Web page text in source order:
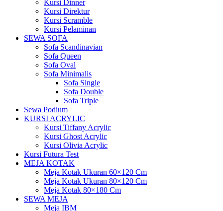
Kursi Dinner
Kursi Direktur
Kursi Scramble
Kursi Pelaminan
SEWA SOFA
Sofa Scandinavian
Sofa Queen
Sofa Oval
Sofa Minimalis
Sofa Single
Sofa Double
Sofa Triple
Sewa Podium
KURSI ACRYLIC
Kursi Tiffany Acrylic
Kursi Ghost Acrylic
Kursi Olivia Acrylic
Kursi Futura Test
MEJA KOTAK
Meja Kotak Ukuran 60×120 Cm
Meja Kotak Ukuran 80×120 Cm
Meja Kotak 80×180 Cm
SEWA MEJA
Meja IBM